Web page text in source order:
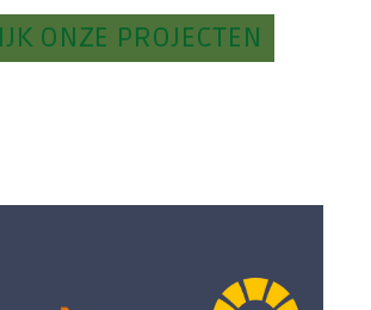
ONZE PROJECTEN